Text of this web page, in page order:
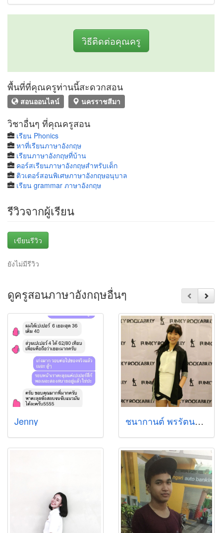
วิธีติดต่อคุณครู
พื้นที่ที่คุณครูท่านนี้สะดวกสอน
สอนออนไลน์ นครราชสีมา
วิชาอื่นๆ ที่คุณครูสอน
เรียน Phonics
หาที่เรียนภาษาอังกฤษ
เรียนภาษาอังกฤษที่บ้าน
คอร์สเรียนภาษาอังกฤษสำหรับเด็ก
ติวเตอร์สอนพิเศษภาษาอังกฤษอนุบาล
เรียน grammar ภาษาอังกฤษ
รีวิวจากผู้เรียน
เขียนรีวิว
ยังไม่มีรีวิว
ดูครูสอนภาษาอังกฤษอื่นๆ
Jenny ชนากานต์ พรรัตนโชติสกุล